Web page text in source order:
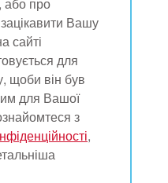
Вашу
сайті
для
щоби він був
для Вашої
з
,